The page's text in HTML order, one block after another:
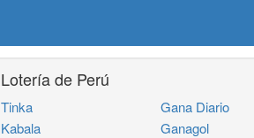
Lotería de Perú
Tinka
Kabala
Gana Diario
Ganagol